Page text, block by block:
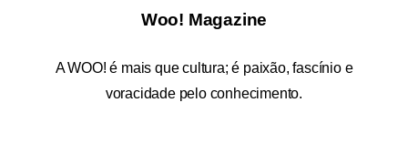
Woo! Magazine
AWOO! é mais que cultura; é paixão, fascínio e
voracidade pelo conhecimento.